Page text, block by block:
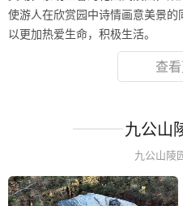
使游人在欣赏园中诗情画意美景的
以更加热爱生命，积极生活。
查
九公山
九公山陵